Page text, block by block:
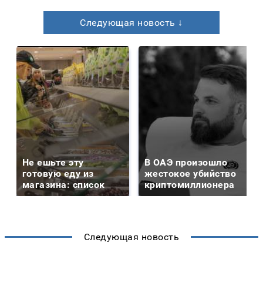
Следующая новость ↓
Не ешьте эту
готовую еду из
магазина: список
В ОАЭ произошло
жестокое убийство
криптомиллионера
Следующая новость